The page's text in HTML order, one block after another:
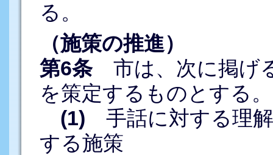
る。
（施策の推進）
第6条市は、次に掲げ
を策定するものとする。
(1) 手話に対する理
する施策